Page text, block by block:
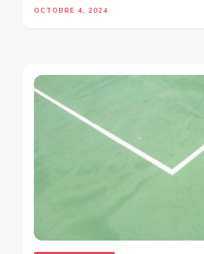
OCTOBRE 4, 2024